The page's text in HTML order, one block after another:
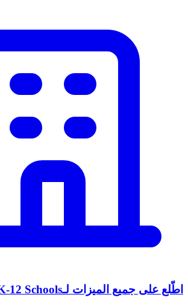
اطّلع على جميع الميزات لـK-12 Schools